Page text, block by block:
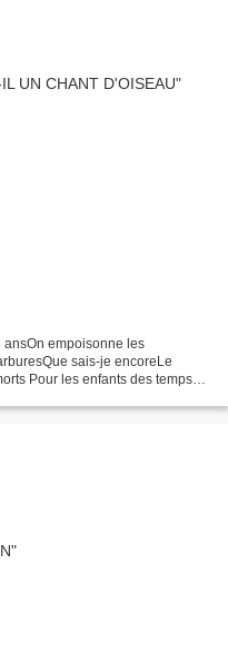
empoisonne les
sais-je encoreLe
Pour les enfants des temps